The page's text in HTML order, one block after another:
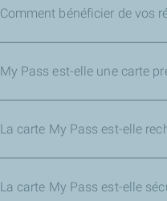
Comment bénéficier de vos
My Pass est-elle une carte
La carte My Pass est-elle
La carte My Pass est-elle